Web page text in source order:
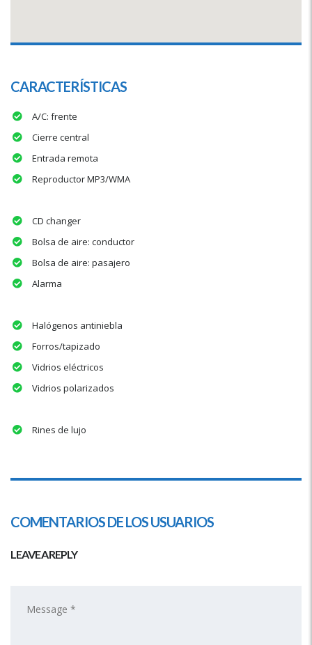
CARACTERÍSTICAS
A/C: frente
Cierre central
Entrada remota
Reproductor MP3/WMA
CD changer
Bolsa de aire: conductor
Bolsa de aire: pasajero
Alarma
Halógenos antiniebla
Forros/tapizado
Vidrios eléctricos
Vidrios polarizados
Rines de lujo
COMENTARIOS DE LOS USUARIOS
LEAVE A REPLY